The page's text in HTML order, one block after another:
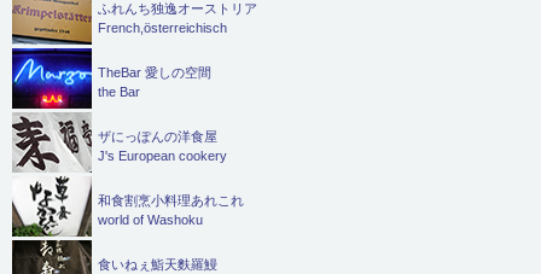
ふれんち独逸オーストリア
French,österreichisch
TheBar 愛しの空間
the Bar
ザにっぽんの洋食屋
J's European cookery
和食割烹小料理あれこれ
world of Washoku
食いねぇ鮨天麩羅鰻